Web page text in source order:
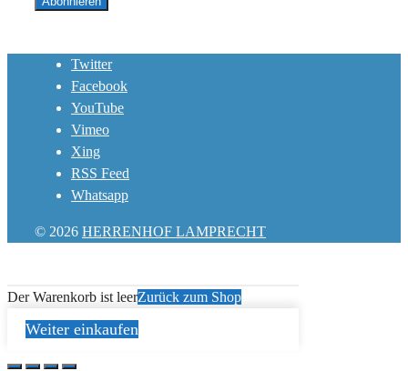
Twitter
Facebook
YouTube
Vimeo
Xing
RSS Feed
Whatsapp
© 2026 HERRENHOF LAMPRECHT
Der Warenkorb ist leerZurück zum Shop
Weiter einkaufen